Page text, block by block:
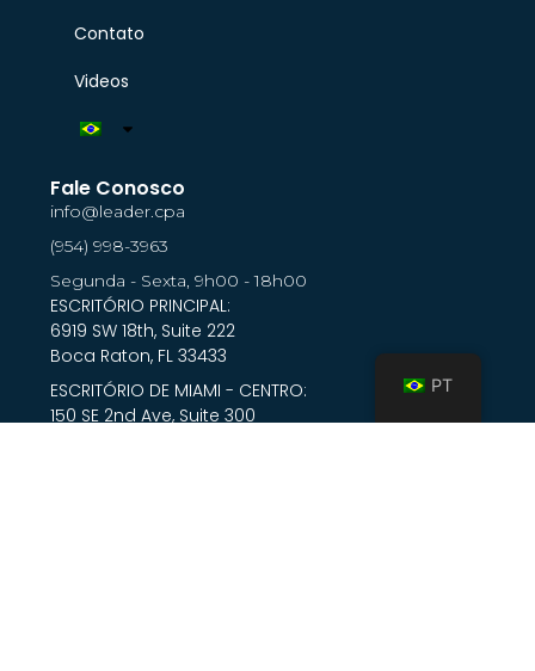
Contato
Videos
Fale Conosco
info@leader.cpa
(954) 998-3963
Segunda - Sexta, 9h00 - 18h00
ESCRITÓRIO PRINCIPAL:
6919 SW 18th, Suite 222
Boca Raton, FL 33433
ESCRITÓRIO DE MIAMI - CENTRO:
150 SE 2nd Ave, Suite 300
PT